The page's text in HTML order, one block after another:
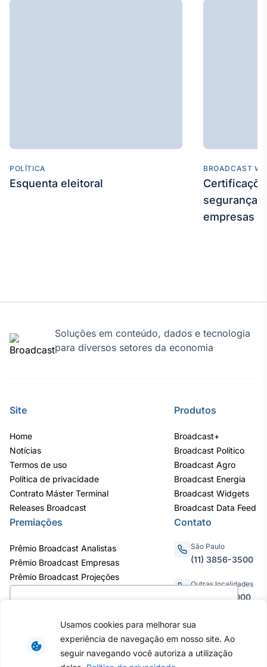
como você interage em nosso site e
personalizar conteúdo. Ao utilizar este site, você
concorda com o uso de cookies.
Saiba mais
Usamos cookies para melhorar sua
experiência de navegação em nosso site. Ao
seguir navegando você autoriza a utilização
POLÍTICA
Esquenta eleitoral
BROADCAST
segurança
empresas
Soluções em conteúdo, dados e tecnologia
para diversos setores da economia
Site
Home
Notícias
Termos de uso
Política de privacidade
Contrato Máster Terminal
Releases Broadcast
Produtos
Broadcast+
Broadcast Político
Broadcast Agro
Broadcast Energia
Broadcast Widgets
Broadcast Data Feed
Premiações
Prêmio Broadcast Analistas
Prêmio Broadcast Empresas
Prêmio Broadcast Projeções
Contato
São Paulo
(11) 3856-3500
Outras localidades
0800.011.3000
Av. Eng. Caetano Álvares, 55 - 3º e
6º andar, Bairro do Limão, São